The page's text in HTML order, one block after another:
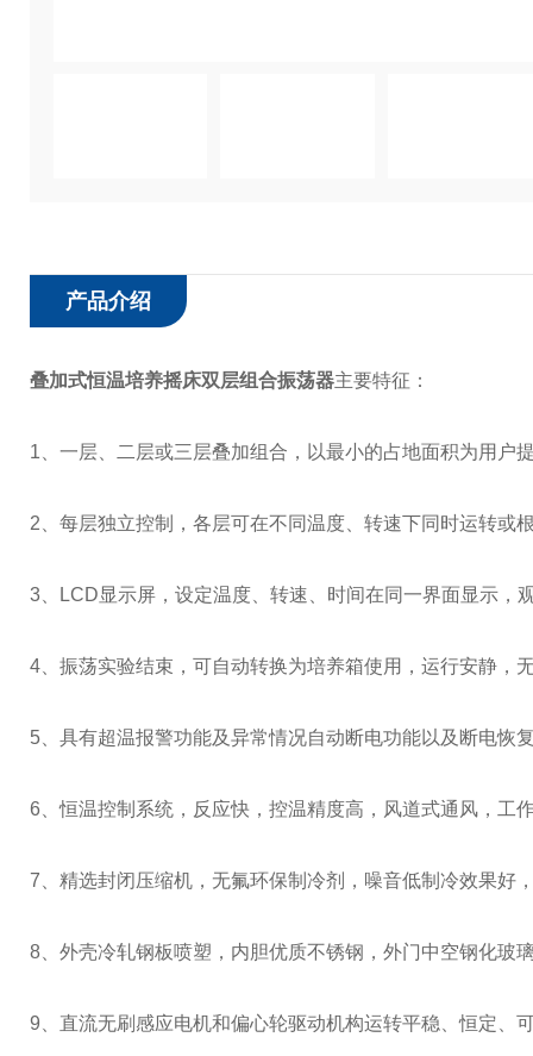
产品介绍
叠加式恒温培养摇床双层组合振荡器主要特征：
1、一层、二层或三层叠加组合，以最小的占地面积为用户
2、每层独立控制，各层可在不同温度、转速下同时运转或
3、LCD显示屏，设定温度、转速、时间在同一界面显示，
4、振荡实验结束，可自动转换为培养箱使用，运行安静，
5、具有超温报警功能及异常情况自动断电功能以及断电恢
6、恒温控制系统，反应快，控温精度高，风道式通风，工
7、精选封闭压缩机，无氟环保制冷剂，噪音低制冷效果好
8、外壳冷轧钢板喷塑，内胆优质不锈钢，外门中空钢化玻
9、直流无刷感应电机和偏心轮驱动机构运转平稳、恒定、